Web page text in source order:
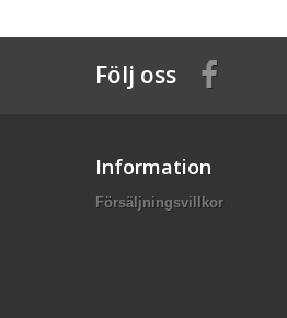
Följ oss
Information
Försäljningsvillkor